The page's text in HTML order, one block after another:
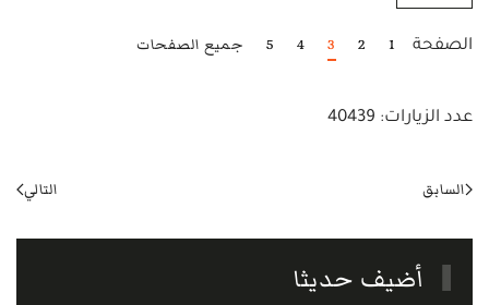
الصفحة 1
2
3
4
5 جميع الصفحات
عدد الزيارات: 40439
السابق التالي
أضيف حديثا